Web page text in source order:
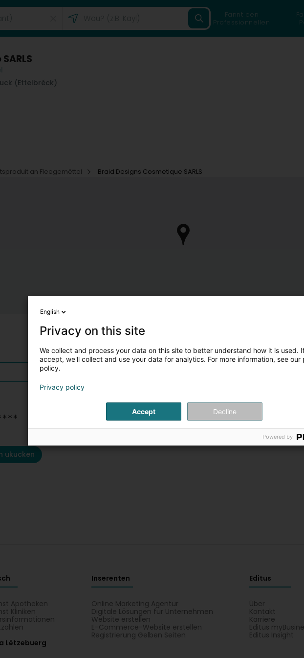
Fannt een
Professionnellen
(Ettelbréck)
an Fleegemëttel Braid Designs Cosmetique SARLS
ukucken
Apotheken
Kliniken
Inserenten
Online Marketing Agentur
Digitale Lösungen für Unternehmen
Website erstellen
E-Commerce-Website erstellen
Registrierung Gelben Seiten
Editus
Über
Kontakt
Karriere
Editus
Editus Insight
Lëtzebuerg
English
Privacy on this site
We collect and process your data on this site to better understand how it is used.
accept, we'll collect and use your data for analytics. For more information, see our
policy.
Privacy policy
Accept Decline
Powered by